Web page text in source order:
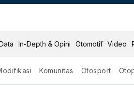
In-Depth & Opini Otomotif Video
Komunitas Otosport